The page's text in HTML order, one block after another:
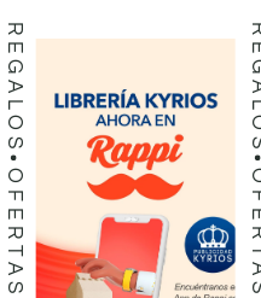
REGALOS
OFERTAS